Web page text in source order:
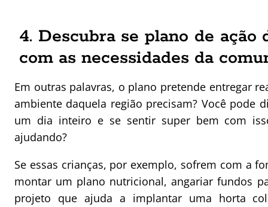
4. Descubra se plano de
com as necessidades da
Em outras palavras, o plano pretende entregar
ambiente daquela região precisam? Você pode
um dia inteiro e se sentir super bem com
ajudando?
Se essas crianças, por exemplo, sofrem com a
montar um plano nutricional, angariar fundos
projeto que ajuda a implantar uma horta